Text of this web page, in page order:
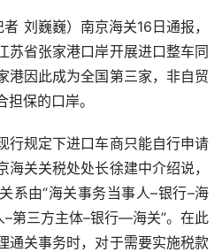
者 刘巍巍）南京海关16日通报，
苏省张家港口岸开展进口整车同
港因此成为全国第三家，非自贸
保的口岸。
行规定下进口车商只能自行申请
关关税处处长徐建中介绍说，
系由“海关事务当事人–银行–海
–第三方主体–银行—海关”。在此
通关事务时，对于需要实施税款